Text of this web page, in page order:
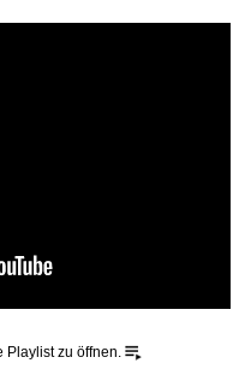
Playlist zu öffnen.